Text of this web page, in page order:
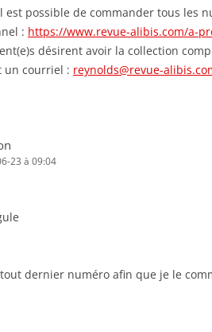
est possible de commander tous les
: https://www.revue-alibis.com/a-
désirent avoir la collection
un courriel : reynolds@revue-
23 à 09:04
tout dernier numéro afin que je le